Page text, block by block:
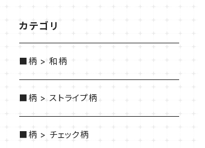
カテゴリ
■柄 > 和柄
■柄 > ストライプ柄
■柄 > チェック柄